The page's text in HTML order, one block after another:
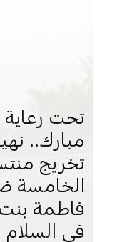
تحت
مبارك..
تخريج
الخامسة
فاطمة
في السلام